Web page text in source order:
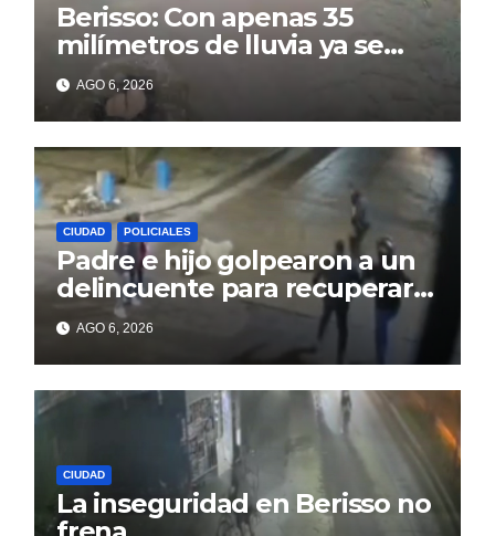
Berisso: Con apenas 35
milímetros de lluvia ya se
sienten los problemas
AGO 6, 2026
CIUDAD POLICIALES
Padre e hijo golpearon a un
delincuente para recuperar
un celular robado en Berisso
AGO 6, 2026
CIUDAD
La inseguridad en Berisso no